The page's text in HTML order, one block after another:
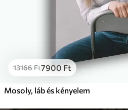
13166Ft7900Ft
Mosoly, láb és kényelem